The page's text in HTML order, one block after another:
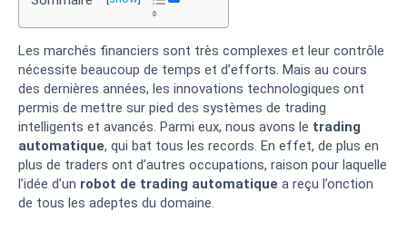
Les marchés financiers sont très complexes et leur contrôle
nécessite beaucoup de temps et d’efforts. Mais au cours
des dernières années, les innovations technologiques ont
permis de mettre sur pied des systèmes de trading
intelligents et avancés. Parmi eux, nous avons le trading
automatique, qui bat tous les records. En effet, de plus en
plus de traders ont d’autres occupations, raison pour laquelle
l’idée d’un robot de trading automatique a reçu l’onction
de tous les adeptes du domaine.